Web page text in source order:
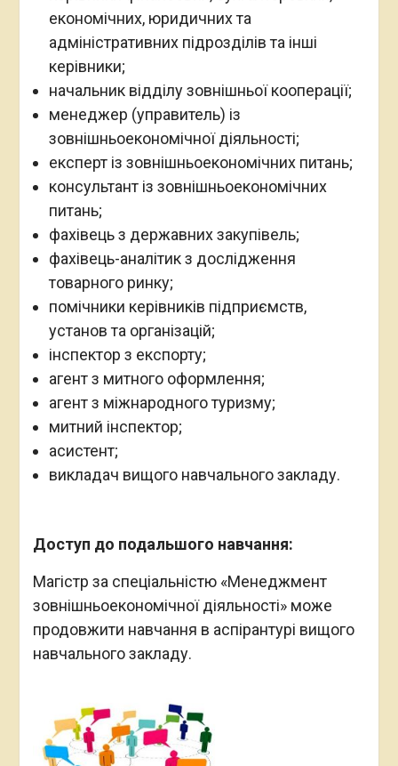
економічних, юридичних та
адміністративних підрозділів та інші
керівники;
начальник відділу зовнішньої кооперації;
менеджер (управитель) із
зовнішньоекономічної діяльності;
експерт із зовнішньоекономічних питань;
консультант із зовнішньоекономічних
питань;
фахівець з державних закупівель;
фахівець-аналітик з дослідження
товарного ринку;
помічники керівників підприємств,
установ та організацій;
інспектор з експорту;
агент з митного оформлення;
агент з міжнародного туризму;
митний інспектор;
асистент;
викладач вищого навчального закладу.
Доступ до подальшого навчання:
Магістр за спеціальністю «Менеджмент
зовнішньоекономічної діяльності» може
продовжити навчання в аспірантурі вищого
навчального закладу.